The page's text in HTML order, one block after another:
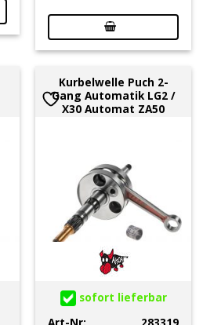
Kurbelwelle Puch 2-
Gang Automatik LG2 /
X30 Automat ZA50
sofort lieferbar